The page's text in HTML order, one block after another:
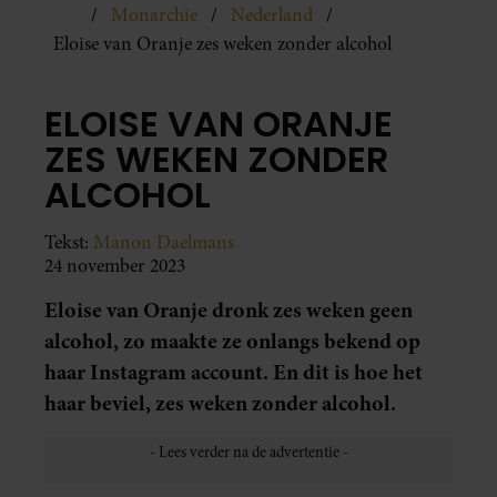
Monarchie
Nederland
Eloise van Oranje zes weken zonder alcohol
ELOISE VAN ORANJE
ZES WEKEN ZONDER
ALCOHOL
Tekst: Manon Daelmans
24 november 2023
Eloise van Oranje dronk zes weken geen
alcohol, zo maakte ze onlangs bekend op
haar Instagram account. En dit is hoe het
haar beviel, zes weken zonder alcohol.